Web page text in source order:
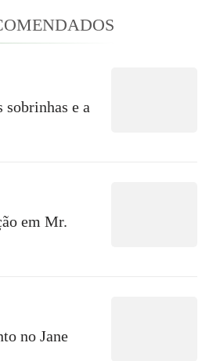
sobrinhas e a
em Mr.
no Jane